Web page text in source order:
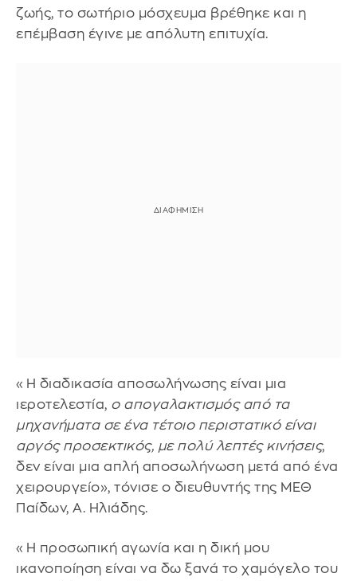
ζωής, το σωτήριο μόσχευμα βρέθηκε και η
επέμβαση έγινε με απόλυτη επιτυχία.
«Η διαδικασία αποσωλήνωσης είναι μια
ιεροτελεστία, ο απογαλακτισμός από τα
μηχανήματα σε ένα τέτοιο περιστατικό είναι
αργός προσεκτικός, με πολύ λεπτές κινήσεις,
δεν είναι μια απλή αποσωλήνωση μετά από ένα
χειρουργείο», τόνισε ο διευθυντής της ΜΕΘ
Παίδων, Α. Ηλιάδης.
«Η προσωπική αγωνία και η δική μου
ικανοποίηση είναι να δω ξανά το χαμόγελο του